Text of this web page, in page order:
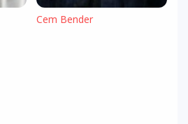
Cem Bender